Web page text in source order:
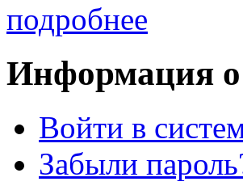
подробнее
Информация о
Войти в
Забыли